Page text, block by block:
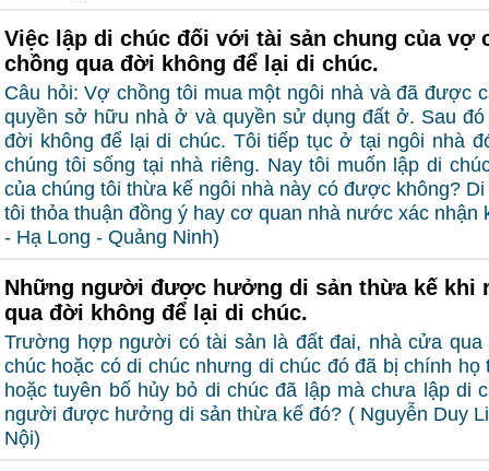
Việc lập di chúc đối với tài sản chung của vợ
chồng qua đời không để lại di chúc.
Câu hỏi: Vợ chồng tôi mua một ngôi nhà và đã được
quyền sở hữu nhà ở và quyền sử dụng đất ở. Sau
đời không để lại di chúc. Tôi tiếp tục ở tại ngôi nhà
chúng tôi sống tại nhà riêng. Nay tôi muốn lập di
của chúng tôi thừa kế ngôi nhà này có được không?
tôi thỏa thuận đồng ý hay cơ quan nhà nước xác nhận
- Hạ Long - Quảng Ninh)
Những người được hưởng di sản thừa kế khi
qua đời không để lại di chúc.
Trường hợp người có tài sản là đất đai, nhà cửa
chúc hoặc có di chúc nhưng di chúc đó đã bị chính họ
hoặc tuyên bố hủy bỏ di chúc đã lập mà chưa lập di
người được hưởng di sản thừa kế đó? ( Nguyễn Duy
Nội)